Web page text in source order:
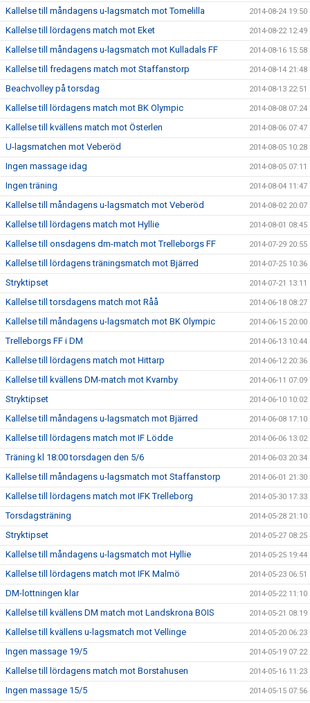
Kallelse till måndagens u-lagsmatch mot Tomelilla 2014-08-24 19:50
Kallelse till lördagens match mot Eket 2014-08-22 12:49
Kallelse till måndagens u-lagsmatch mot Kulladals FF 2014-08-16 15:58
Kallelse till fredagens match mot Staffanstorp 2014-08-14 21:48
Beachvolley på torsdag 2014-08-13 22:51
Kallelse till lördagens match mot BK Olympic 2014-08-08 07:24
Kallelse till kvällens match mot Österlen 2014-08-06 07:47
U-lagsmatchen mot Veberöd 2014-08-05 10:28
Ingen massage idag 2014-08-05 07:11
Ingen träning 2014-08-04 11:47
Kallelse till måndagens u-lagsmatch mot Veberöd 2014-08-02 20:07
Kallelse till lördagens match mot Hyllie 2014-08-01 08:45
Kallelse till onsdagens dm-match mot Trelleborgs FF 2014-07-29 20:55
Kallelse till lördagens träningsmatch mot Bjärred 2014-07-25 10:36
Stryktipset 2014-07-21 13:11
Kallelse till torsdagens match mot Råå 2014-06-18 08:27
Kallelse till måndagens u-lagsmatch mot BK Olympic 2014-06-15 20:00
Trelleborgs FF i DM 2014-06-13 10:44
Kallelse till lördagens match mot Hittarp 2014-06-12 20:36
Kallelse till kvällens DM-match mot Kvarnby 2014-06-11 07:09
Stryktipset 2014-06-10 10:02
Kallelse till måndagens u-lagsmatch mot Bjärred 2014-06-08 17:10
Kallelse till lördagens match mot IF Lödde 2014-06-06 13:02
Träning kl 18:00 torsdagen den 5/6 2014-06-03 20:34
Kallelse till måndagens u-lagsmatch mot Staffanstorp 2014-06-01 21:30
Kallelse till lördagens match mot IFK Trelleborg 2014-05-30 17:33
Torsdagsträning 2014-05-28 21:10
Stryktipset 2014-05-27 08:25
Kallelse till måndagens u-lagsmatch mot Hyllie 2014-05-25 19:44
Kallelse till lördagens match mot IFK Malmö 2014-05-23 06:51
DM-lottningen klar 2014-05-22 11:10
Kallelse till kvällens DM match mot Landskrona BOIS 2014-05-21 08:19
Kallelse till kvällens u-lagsmatch mot Vellinge 2014-05-20 06:23
Ingen massage 19/5 2014-05-19 07:22
Kallelse till lördagens match mot Borstahusen 2014-05-16 11:23
Ingen massage 15/5 2014-05-15 07:56